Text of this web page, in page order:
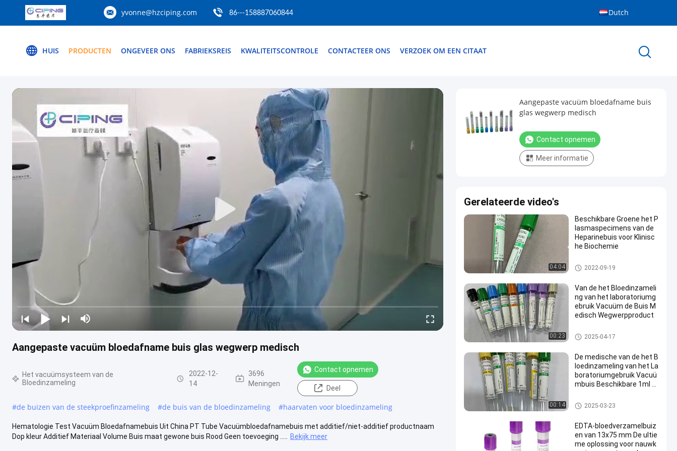
yvonne@hzciping.com 86---158887060844 Dutch
HUIS PRODUCTEN ONGEVEER ONS FABRIEKSREIS KWALITEITSCONTROLE CONTACTEER ONS VERZOEK OM EEN CITAAT
Aangepaste vacuüm bloedafname buis glas wegwerp medisch
Het vacuümsysteem van de
Bloedinzameling
2022-12-
14
3696
Meningen
Contact opnemen
Deel
#de buizen van de steekproefinzameling #de buis van de bloedinzameling #haarvaten voor bloedinzameling
Hematologie Test Vacuüm Bloedafnamebuis Uit China PT Tube Vacuümbloedafnamebuis met additief/niet-additief productnaam
Dop kleur Additief Materiaal Volume Buis maat gewone buis Rood Geen toevoeging .....
Bekijk meer
Aangepaste vacuüm bloedafname buis
glas wegwerp medisch
Contact opnemen
Meer informatie
Gerelateerde video's
04:04
Beschikbare Groene het P
lasmaspecimens van de
Heparinebuis voor Klinisc
he Biochemie
De vacuümbuis van de Bloedi
nzameling
2022-09-19
00:23
Van de het Bloedinzameli
ng van het laboratoriumg
ebruik Vacuüm de Buis M
edisch Wegwerpproduct
Het vacuümsysteem van de Bl
oedinzameling
2025-04-17
00:14
De medische van de het B
loedinzameling van het La
boratoriumgebruik Vacuü
mbuis Beschikbare 1ml -
Het vacuümsysteem van de Bl
oedinzameling
2025-03-23
EDTA-bloedverzamelbuiz
en van 13x75 mm De ultie
me oplossing voor nauwk